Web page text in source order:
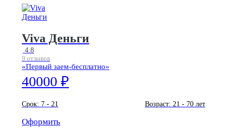
Viva Деньги
4.8
9 отзывов
«Первый заем-бесплатно»
40000 ₽
Срок: 7 - 21 Возраст: 21 - 70 лет
Оформить